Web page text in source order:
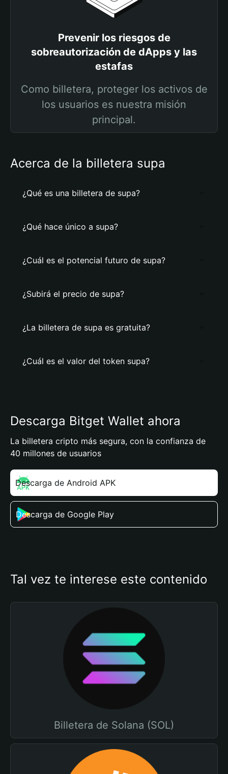
Prevenir los riesgos de
sobreautorización de dApps y las
estafas
Como billetera, proteger los activos de
los usuarios es nuestra misión
principal.
Acerca de la billetera supa
¿Qué es una billetera de supa?
¿Qué hace único a supa?
¿Cuál es el potencial futuro de supa?
¿Subirá el precio de supa?
¿La billetera de supa es gratuita?
¿Cuál es el valor del token supa?
Descarga Bitget Wallet ahora
La billetera cripto más segura, con la confianza de
40 millones de usuarios
Descarga de Android APK
Descarga de Google Play
Tal vez te interese este contenido
Billetera de Solana (SOL)